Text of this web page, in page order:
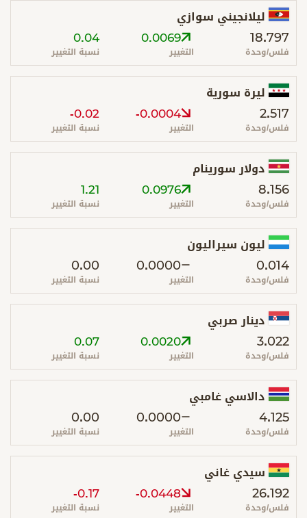
ليلانجيني سوازي
18.797
فلس/وحدة
0.0069
التغيير
0.04
نسبة التغيير
ليرة سورية
2.517
فلس/وحدة
-0.0004
التغيير
-0.02
نسبة التغيير
دولار سورينام
8.156
فلس/وحدة
0.0976
التغيير
1.21
نسبة التغيير
ليون سيراليون
0.014
فلس/وحدة
0.0000
التغيير
0.00
نسبة التغيير
دينار صربي
3.022
فلس/وحدة
0.0020
التغيير
0.07
نسبة التغيير
دالاسي غامبي
4.125
فلس/وحدة
0.0000
التغيير
0.00
نسبة التغيير
سيدي غاني
26.192
فلس/وحدة
-0.0448
التغيير
-0.17
نسبة التغيير